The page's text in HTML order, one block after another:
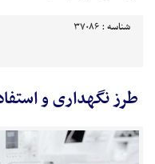
شناسه : 37086
طرز نگهداری و